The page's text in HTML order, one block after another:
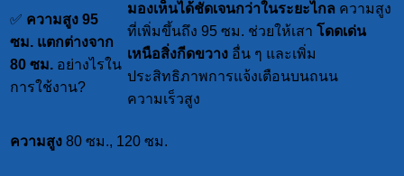
✅ ความสูง 95
ซม. แตกต่างจาก
80 ซม. อย่างไรใน
การใช้งาน?
มองเห็นได้ชัดเจนกว่าในระยะไกล ความสูง
ที่เพิ่มขึ้นถึง 95 ซม. ช่วยให้เสา โดดเด่น
เหนือสิ่งกีดขวาง อื่น ๆ และเพิ่ม
ประสิทธิภาพการแจ้งเตือนบนถนน
ความเร็วสูง
ความสูง 80 ซม., 120 ซม.